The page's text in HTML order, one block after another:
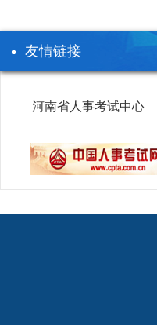
友情链接
河南省人事考试中心